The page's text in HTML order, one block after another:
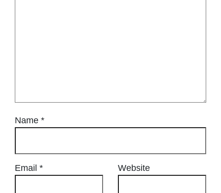
Name *
Email * Website